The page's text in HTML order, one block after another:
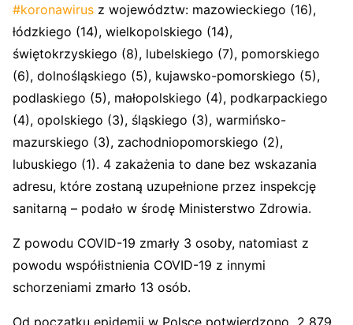
#koronawirus z województw: mazowieckiego (16),
łódzkiego (14), wielkopolskiego (14),
świętokrzyskiego (8), lubelskiego (7), pomorskiego
(6), dolnośląskiego (5), kujawsko-pomorskiego (5),
podlaskiego (5), małopolskiego (4), podkarpackiego
(4), opolskiego (3), śląskiego (3), warmińsko-
mazurskiego (3), zachodniopomorskiego (2),
lubuskiego (1). 4 zakażenia to dane bez wskazania
adresu, które zostaną uzupełnione przez inspekcję
sanitarną – podało w środę Ministerstwo Zdrowia.
Z powodu COVID-19 zmarły 3 osoby, natomiast z
powodu współistnienia COVID-19 z innymi
schorzeniami zmarło 13 osób.